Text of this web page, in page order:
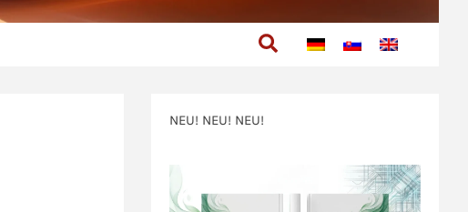
Suchen
NEU! NEU! NEU!